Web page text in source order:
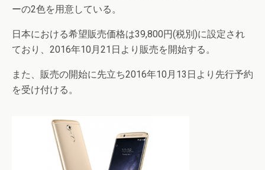
ーの2色を用意している。
日本における希望販売価格は39,800円(税別)に設定され
ており、2016年10月21日より販売を開始する。
また、販売の開始に先立ち2016年10月13日より先行予約
を受け付ける。